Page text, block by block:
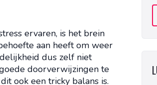
ervaren, is het brein
aan heeft om weer
dus zelf niet
doorverwijzingen te
ook een tricky balans is.